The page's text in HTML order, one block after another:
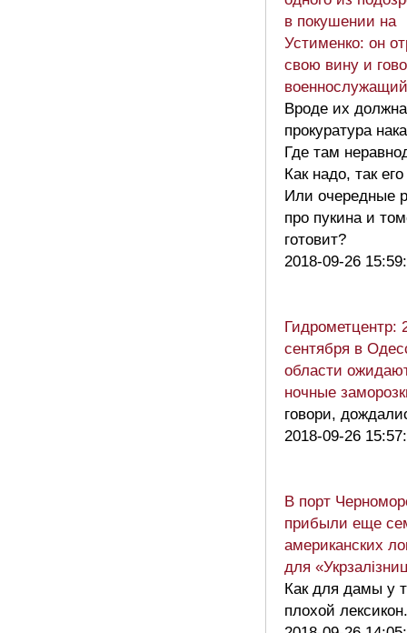
в покушении на
Устименко: он
свою вину и
Вроде их
прокуратура
Где там
Как надо, так его
Или очередные
про пукина и
готовит?
2018-09-26
Гидрометцентр:
сентября в
области
ночные
говори,
2018-09-26
В порт
прибыли еще
американских
для
Как для дамы у
плохой лексикон.